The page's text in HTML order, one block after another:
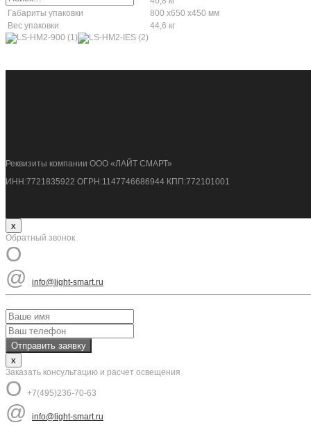
Габариты упаковки
800 x650 x450 мм
Вес упаковки
44,6 кг
Реквизиты компании ООО «ЛАЙТ СМАРТ»
ИНН:7721835922 ОГРН:1147746686944 КПП:772101001
x
Обратный звонок
O
@
info@light-smart.ru
x
Заказать консультацию и расчет освещения
O +7(495)236-70-63
@ info@light-smart.ru